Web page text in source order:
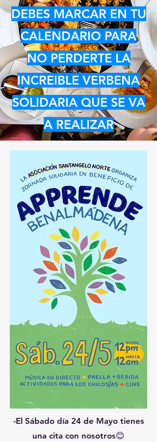
DEBES MARCAR EN TU
CALENDARIO PARA
NO PERDERTE LA
INCREIBLE VERBENA
SOLIDARIA QUE SE VA
A REALIZAR
-El Sábado día 24 de Mayo tienes
una cita con nosotros😊